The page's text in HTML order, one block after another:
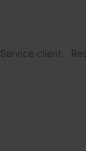
Service client